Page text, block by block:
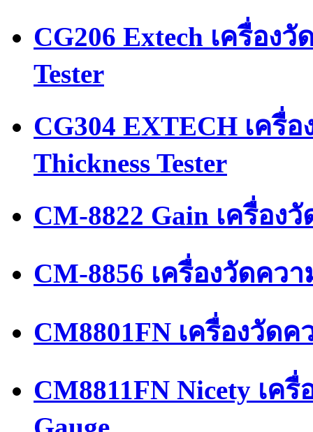
CG206 Extech เครื่อง
Tester
CG304 EXTECH เครื่
Thickness Tester
CM-8822 Gain เครื่อง
CM-8856 เครื่องวัดคว
CM8801FN เครื่องวัด
CM8811FN Nicety เค